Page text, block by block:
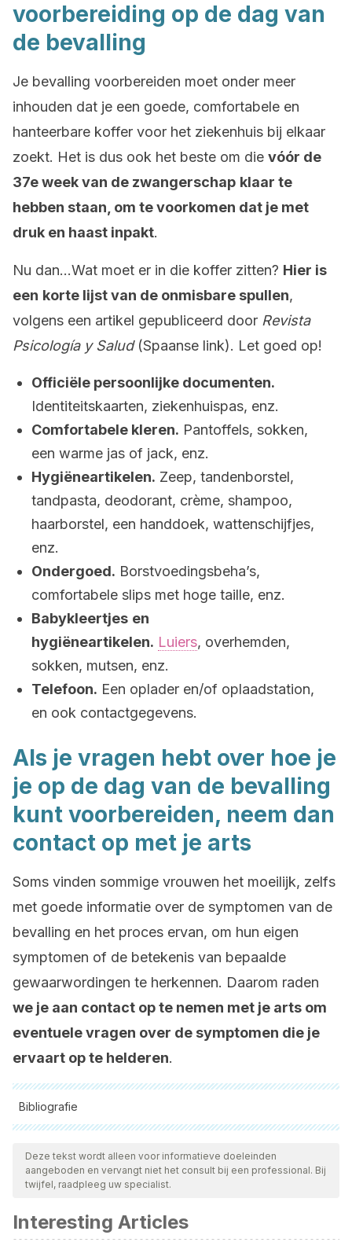
voorbereiding op de dag van
de bevalling
Je bevalling voorbereiden moet onder meer
inhouden dat je een goede, comfortabele en
hanteerbare koffer voor het ziekenhuis bij elkaar
zoekt. Het is dus ook het beste om die vóór de
37e week van de zwangerschap klaar te
hebben staan, om te voorkomen dat je met
druk en haast inpakt.
Nu dan…Wat moet er in die koffer zitten? Hier is
een korte lijst van de onmisbare spullen,
volgens een artikel gepubliceerd door Revista
Psicología y Salud(Spaanse link). Let goed op!
Officiële persoonlijke documenten.
Identiteitskaarten, ziekenhuispas, enz.
Comfortabele kleren. Pantoffels, sokken,
een warme jas of jack, enz.
Hygiëneartikelen. Zeep, tandenborstel,
tandpasta, deodorant, crème, shampoo,
haarborstel, een handdoek, wattenschijfjes,
enz.
Ondergoed. Borstvoedingsbeha’s,
comfortabele slips met hoge taille, enz.
Babykleertjes en
hygiëneartikelen. Luiers, overhemden,
sokken, mutsen, enz.
Telefoon. Een oplader en/of oplaadstation,
en ook contactgegevens.
Als je vragen hebt over hoe je
je op de dag van de bevalling
kunt voorbereiden, neem dan
contact op met je arts
Soms vinden sommige vrouwen het moeilijk, zelfs
met goede informatie over de symptomen van de
bevalling en het proces ervan, om hun eigen
symptomen of de betekenis van bepaalde
gewaarwordingen te herkennen. Daarom raden
we je aan contact op te nemen met je arts om
eventuele vragen over de symptomen die je
ervaart op te helderen.
Bibliografie
Alle aangehaalde bronnen zijn grondig gecontroleerd door
ons team om hun kwaliteit, betrouwbaarheid, actualiteit en
geldigheid te waarborgen. De bibliografie van dit artikel werd
Cartajena Barrera, María, and Rosina del Carmen
Cianelli Acosta. “Preparación para el parto.”Preparación
Deze tekst wordt alleen voor informatieve doeleinden
aangeboden en vervangt niet het consult bij een professional. Bij
twijfel, raadpleeg uw specialist.
Interesting Articles